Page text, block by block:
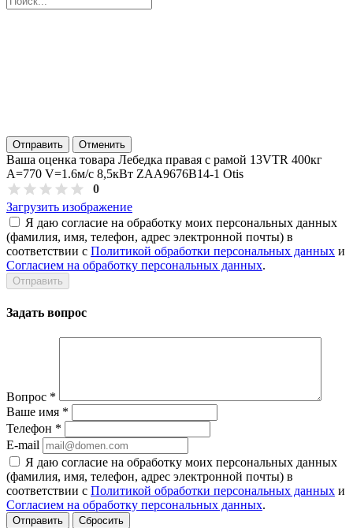
Отправить Отменить
Ваша оценка товара Лебедка правая с рамой 13VTR 400кг
A=770 V=1.6м/с 8,5кВт ZAA9676B14-1 Otis
0
Загрузить изображение
Я даю согласие на обработку моих персональных данных
(фамилия, имя, телефон, адрес электронной почты) в
соответствии с Политикой обработки персональных данных и
Согласием на обработку персональных данных.
Задать вопрос
Вопрос *
Ваше имя *
Телефон *
E-mail
Я даю согласие на обработку моих персональных данных
(фамилия, имя, телефон, адрес электронной почты) в
соответствии с Политикой обработки персональных данных и
Согласием на обработку персональных данных.
Сбросить